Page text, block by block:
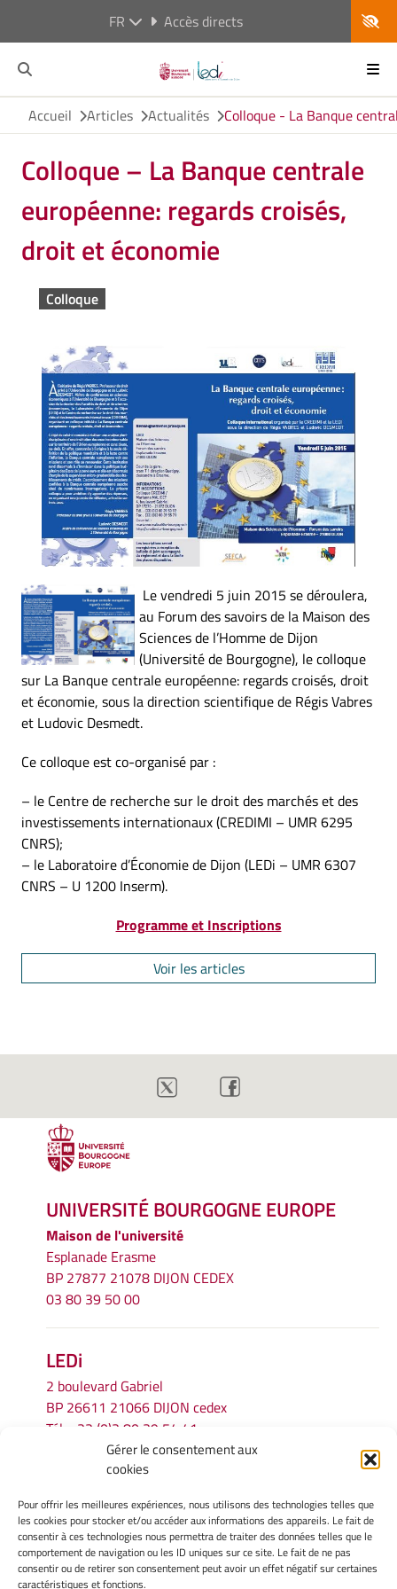
Gérer le consentement aux
cookies
Pour offrir les meilleures expériences, nous utilisons des technologies telles que
les cookies pour stocker et/ou accéder aux informations des appareils. Le fait de
consentir à ces technologies nous permettra de traiter des données telles que le
comportement de navigation ou les ID uniques sur ce site. Le fait de ne pas
consentir ou de retirer son consentement peut avoir un effet négatif sur certaines
caractéristiques et fonctions.
FR Accès directs
Accueil Articles Actualités Colloque - La Banque
Colloque – La Banque centrale
européenne: regards croisés,
droit et économie
Colloque
Le vendredi 5 juin 2015 se déroulera,
au Forum des savoirs de la Maison des
Sciences de l’Homme de Dijon
(Université de Bourgogne), le colloque
sur La Banque centrale européenne: regards croisés, droit
et économie, sous la direction scientifique de Régis Vabres
et Ludovic Desmedt.
Ce colloque est co-organisé par :
– le Centre de recherche sur le droit des marchés et des
investissements internationaux (CREDIMI – UMR 6295
CNRS);
– le Laboratoire d’Économie de Dijon (LEDi – UMR 6307
CNRS – U 1200 Inserm).
Programme et Inscriptions
Voir les articles
UNIVERSITÉ BOURGOGNE EUROPE
Maison de l'université
Esplanade Erasme
BP 27877 21078 DIJON CEDEX
03 80 39 50 00
LEDi
2 boulevard Gabriel
BP 26611 21066 DIJON cedex
Tél.
+33 (0)3 80 39 54 41
secretariat.ledi@u-bourgogne.fr
INFORMATIONS LÉGALES
Mentions légales
Gérer mes cookies
Politique de cookies